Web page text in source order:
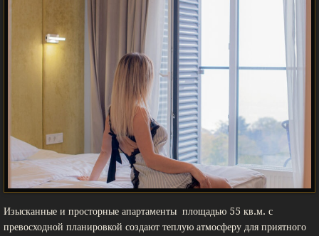
Изысканные и просторные апартаменты площадью 55 кв.м. с
превосходной планировкой создают теплую атмосферу для приятного